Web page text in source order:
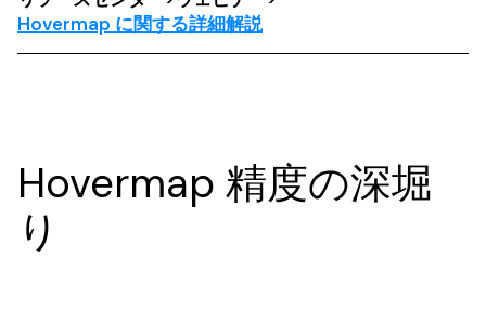
Hovermap に関する詳細解説
Hovermap 精度の深堀
り